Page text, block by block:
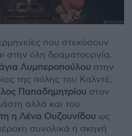
που στεκόσουν
στην όλη δραματουργία.
Λυμπεροπούλου στην
της πόλης του Καλντέ,
Παπαδημητρίου στον
αλλά και του
η Λένα Ουζουνίδου ως
συνολικά η σκηνή